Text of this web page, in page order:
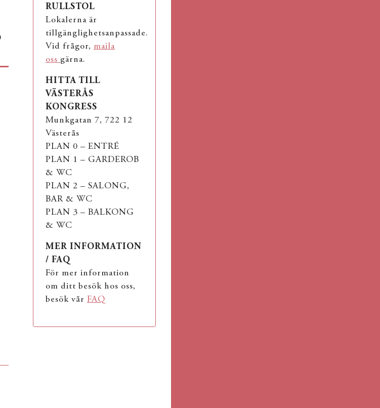
RULLSTOL
Lokalerna är
tillgänglighetsanpassade.
Vid frågor, maila
oss gärna.
HITTA TILL
VÄSTERÅS
KONGRESS
Munkgatan 7, 722 12
Västerås
PLAN 0 – ENTRÉ
PLAN 1 – GARDEROB
& WC
PLAN 2 – SALONG,
BAR & WC
PLAN 3 – BALKONG
& WC
MER INFORMATION
/ FAQ
För mer information
om ditt besök hos oss,
besök vår FAQ